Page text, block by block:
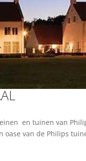
en tuinen van
van de Philips